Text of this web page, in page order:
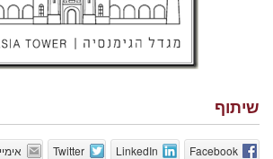
שיתוף
Facebook
LinkedIn
Twitter